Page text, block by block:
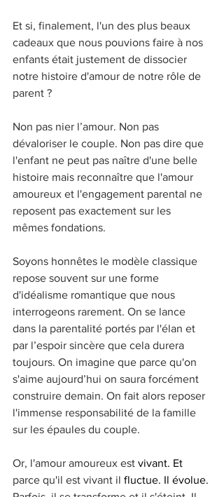
Et si, finalement, l'un des plus beaux
cadeaux que nous pouvions faire à nos
enfants était justement de dissocier
notre histoire d'amour de notre rôle de
parent ?
Non pas nier l’amour. Non pas
dévaloriser le couple. Non pas dire que
l'enfant ne peut pas naître d'une belle
histoire mais reconnaître que l'amour
amoureux et l'engagement parental ne
reposent pas exactement sur les
mêmes fondations.
Soyons honnêtes le modèle classique
repose souvent sur une forme
d'idéalisme romantique que nous
interrogeons rarement. On se lance
dans la parentalité portés par l'élan et
par l’espoir sincère que cela durera
toujours. On imagine que parce qu'on
s'aime aujourd’hui on saura forcément
construire demain. On fait alors reposer
l'immense responsabilité de la famille
sur les épaules du couple.
Or, l'amour amoureux est vivant. Et
parce qu'il est vivant il fluctue. Il évolue.